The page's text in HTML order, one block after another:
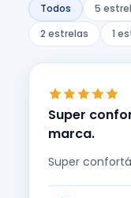
Todos 5
2 estrelas
1
Super
marca.
Super